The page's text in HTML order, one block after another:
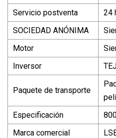
Servicio postventa
24
SOCIEDAD ANÓNIMA
Motor
Inversor
Paquete de transporte
Especificación
Marca comercial